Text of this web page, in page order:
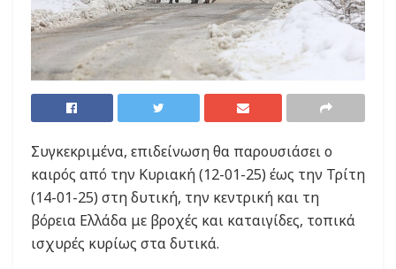
Συγκεκριμένα, επιδείνωση θα παρουσιάσει ο
καιρός από την Κυριακή (12-01-25) έως την Τρίτη
(14-01-25) στη δυτική, την κεντρική και τη
βόρεια Ελλάδα με βροχές και καταιγίδες, τοπικά
ισχυρές κυρίως στα δυτικά.